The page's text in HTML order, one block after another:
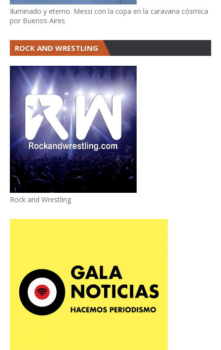
Iluminado y eterno. Messi con la copa en la caravana cósmica
por Buenos Aires
ROCK AND WRESTLING
Rock and Wrestling